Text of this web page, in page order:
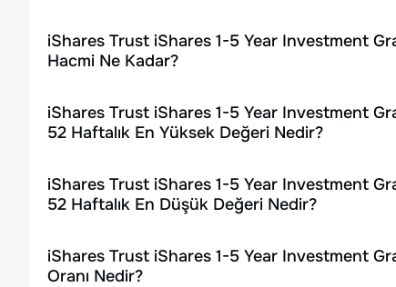
iShares Trust iShares 1-5 Year Investment
Hacmi Ne Kadar?
iShares Trust iShares 1-5 Year Investment
52 Haftalık En Yüksek Değeri Nedir?
iShares Trust iShares 1-5 Year Investment
52 Haftalık En Düşük Değeri Nedir?
iShares Trust iShares 1-5 Year Investment
Oranı Nedir?